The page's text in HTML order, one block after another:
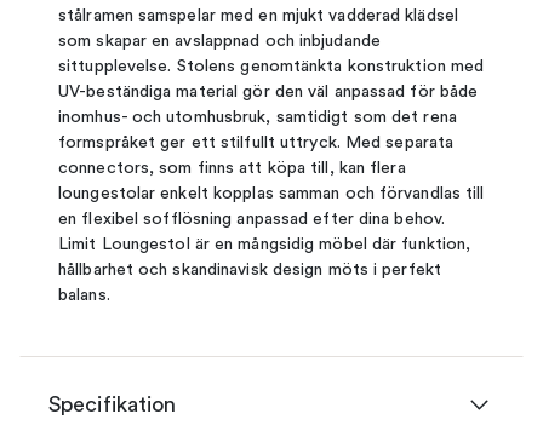
stålramen samspelar med en mjukt vadderad klädsel
som skapar en avslappnad och inbjudande
sittupplevelse. Stolens genomtänkta konstruktion med
UV-beständiga material gör den väl anpassad för både
inomhus- och utomhusbruk, samtidigt som det rena
formspråket ger ett stilfullt uttryck. Med separata
connectors, som finns att köpa till, kan flera
loungestolar enkelt kopplas samman och förvandlas till
en flexibel sofflösning anpassad efter dina behov.
Limit Loungestol är en mångsidig möbel där funktion,
hållbarhet och skandinavisk design möts i perfekt
balans.
Specifikation